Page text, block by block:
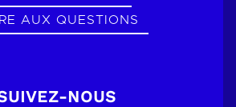
AUX QUESTIONS
NOUS